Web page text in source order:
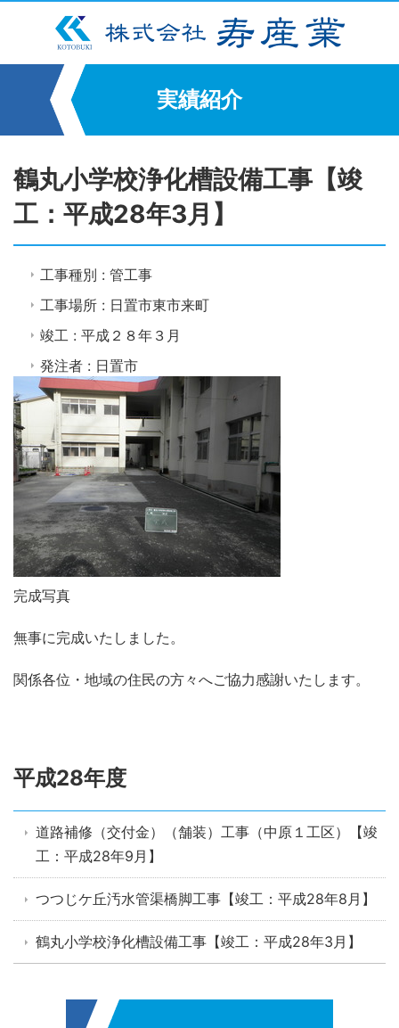
実績紹介
鶴丸小学校浄化槽設備工事【竣
工：平成28年3月】
工事種別 : 管工事
工事場所 : 日置市東市来町
竣工 : 平成２８年３月
発注者 : 日置市
完成写真
無事に完成いたしました。
関係各位・地域の住民の方々へご協力感謝いたします。
平成28年度
道路補修（交付金）（舗装）工事（中原１工区）【竣
工：平成28年9月】
つつじケ丘汚水管渠橋脚工事【竣工：平成28年8月】
鶴丸小学校浄化槽設備工事【竣工：平成28年3月】